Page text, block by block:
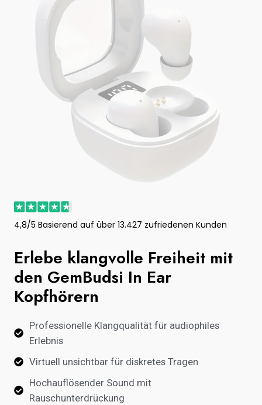
4,8/5 Basierend auf über 13.427 zufriedenen Kunden
Erlebe klangvolle Freiheit mit
den GemBudsi In Ear
Kopfhörern
Professionelle Klangqualität für audiophiles
Erlebnis
Virtuell unsichtbar für diskretes Tragen
Hochauflösender Sound mit
Rauschunterdrückung